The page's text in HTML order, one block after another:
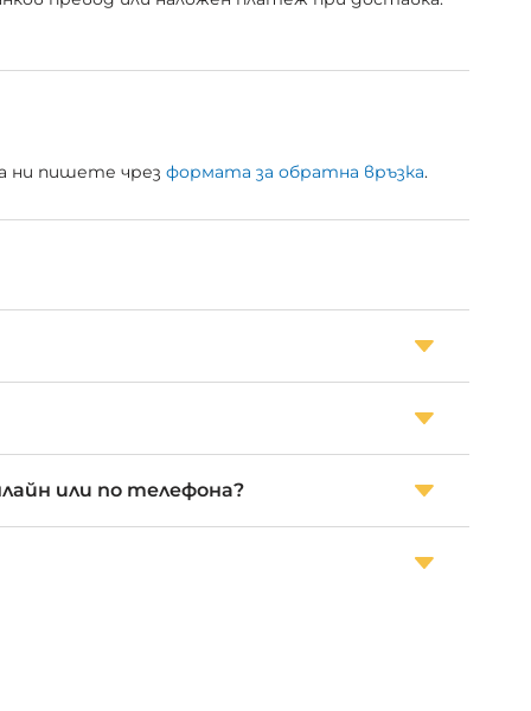
ни пишете чрез формата за обратна връзка.
или по телефона?